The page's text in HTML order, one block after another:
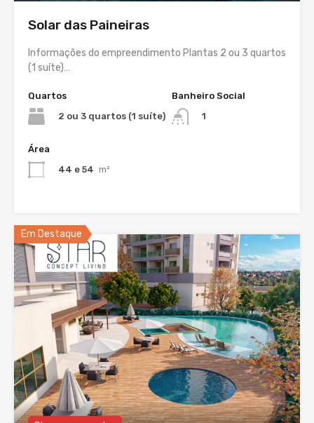
Solar das Paineiras
Informações do empreendimento Plantas 2 ou 3 quartos
(1 suíte)…
Quartos
2 ou 3 quartos (1 suíte)
Banheiro Social
1
Área
44 e 54 m²
Em Destaque